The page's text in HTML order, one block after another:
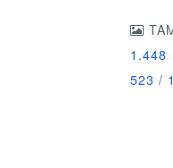
1.448
523 /